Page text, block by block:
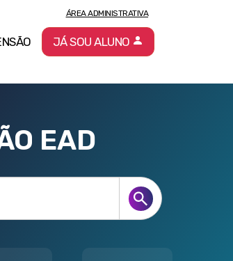
ÁREA ADMINISTRATIVA
JÁ SOU ALUNO
EAD